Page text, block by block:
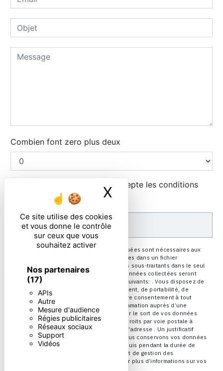
Ce site utilise des cookies
et vous donne le contrôle
sur ceux que vous
souhaitez activer
Nos partenaires
(17)
APIs
Autre
Mesure d'audience
Régies publicitaires
Réseaux sociaux
Support
Vidéos
X Masquer le
Combien font zero plus deux
En cochant cette case, j'accepte les conditions
particulières ci-dessous **
ENVOYER
** Les données personnelles communiquées sont nécessaires aux
fins de vous contacter et sont enregistrées dans un fichier
informatisé. Elles sont destinées à et ses sous-traitants dans le seul
but de répondre à votre message. Les données collectées seront
communiquées aux seuls destinataires suivants: . Vous disposez de
droits d’accès, de rectification, d’effacement, de portabilité, de
limitation, d’opposition, de retrait de votre consentement à tout
moment et du droit d’introduire une réclamation auprès d’une
autorité de contrôle, ainsi que d’organiser le sort de vos données
post-mortem. Vous pouvez exercer ces droits par voie postale à
l'adresse ou par courrier électronique à l'adresse . Un justificatif
d'identité pourra vous être demandé. Nous conservons vos données
pendant la période de prise de contact puis pendant la durée de
prescription légale aux fins probatoires et de gestion des
contentieux. Consultez le site cnil.fr pour plus d’informations sur vos